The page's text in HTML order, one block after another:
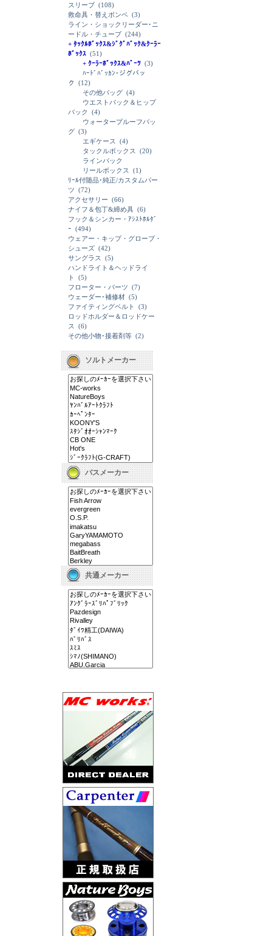
スリーブ (108)
救命具・替えボンベ (3)
ライン・ショックリーダー･ニ
ードル・チューブ (244)
+ ﾀｯｸﾙﾎﾞｯｸｽ&ｼﾞｸﾞﾊﾞｯｸ&ｸｰﾗｰ
ﾎﾞｯｸｽ (51)
+ ｸｰﾗｰﾎﾞｯｸｽ&ﾊﾟｰﾂ (3)
ﾊｰﾄﾞﾊﾞｯｶﾝ･ジグバッ
ク
(12)
その他バッグ (4)
ウエストバック＆ヒップ
バック
(4)
ウォータープルーフバッ
グ (3)
エギケース
(4)
タックルボックス
(20)
ラインバック
リールボックス
(1)
ﾘｰﾙ付随品･純正/カスタムパー
ツ (72)
アクセサリー (66)
ナイフ＆包丁&締め具 (6)
フック＆シンカー・ｱｼｽﾄﾎﾙﾀﾞ
ｰ (494)
ウェアー・キップ・グローブ・
シューズ (42)
サングラス
(5)
ハンドライト＆ヘッドライ
ト
(5)
フローター・パーツ (7)
ウェーダー･補修材 (5)
ファイティングベルト
(3)
ロッドホルダー＆ロッドケー
ス
(6)
その他小物･接着剤等 (2)
ソルトメーカー
バスメーカー
共通メーカー